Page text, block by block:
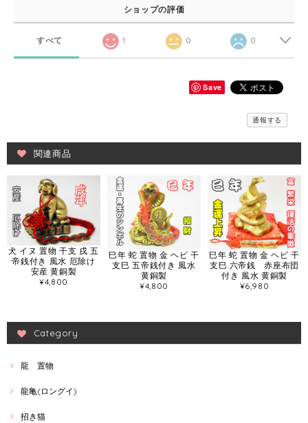
ショップの評価
すべて 1 0 0
Save
通報する
関連商品
犬 イヌ 置物 干支 戌 五
帝銭付き 風水 厄除け
安産 黄銅製
¥4,800
巳年 蛇 置物 金 ヘビ 干
支巳 五帝銭付き 風水
黄銅製
¥4,800
巳年 蛇 置物 金 ヘビ 干
支巳 六帝銭 赤座布団
付き 風水 黄銅製
¥6,980
Category
龍 置物
龍亀(ロングイ)
招き猫